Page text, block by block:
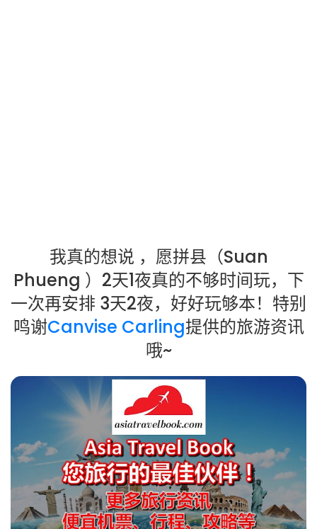
我真的想说 ，愿拼县（Suan
Phueng ）2天1夜真的不够时间玩，下
一次再安排 3天2夜，好好玩够本！特别
鸣谢Canvise Carling提供的旅游资讯
哦~